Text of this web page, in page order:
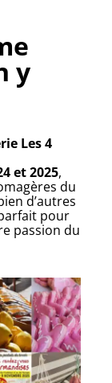
y
Les 4
et 2025,
du
d’autres
pour
passion du